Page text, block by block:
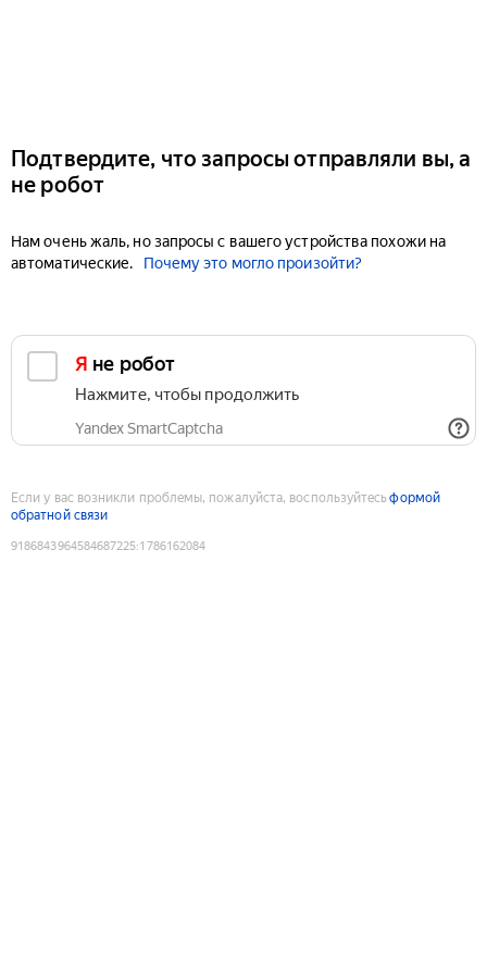
Подтвердите, что запросы отправляли вы, а
не робот
Нам очень жаль, но запросы с вашего устройства похожи на
автоматические.
Почему это могло произойти?
Я не робот
Нажмите, чтобы продолжить
Yandex SmartCaptcha
Если у вас возникли проблемы, пожалуйста, воспользуйтесьформой
обратной связи
9186843964584687225:1786162084